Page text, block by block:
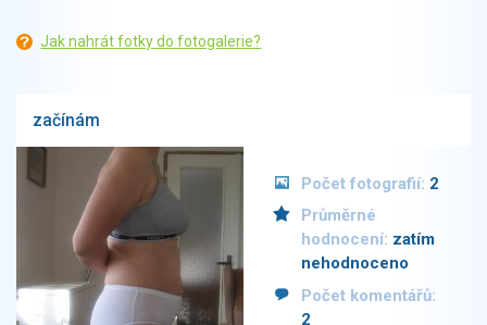
Jak nahrát fotky do fotogalerie?
začínám
Počet fotografií: 2
Průměrné
hodnocení: zatím
nehodnoceno
Počet komentářů:
2